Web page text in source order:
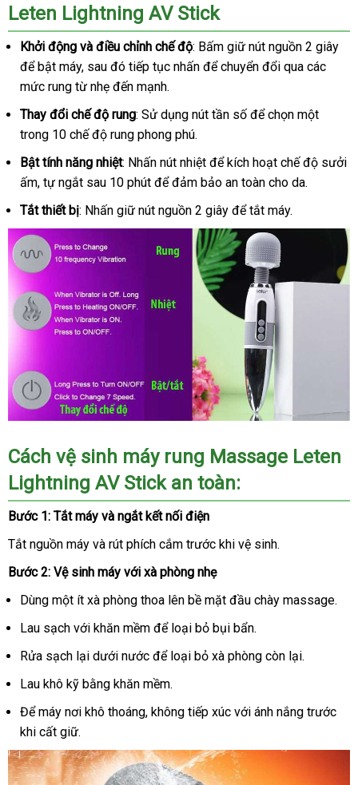
Leten Lightning AV Stick
Khởi động và điều chỉnh chế độ: Bấm giữ nút nguồn 2 giây
để bật máy, sau đó tiếp tục nhấn để chuyển đổi qua các
mức rung từ nhẹ đến mạnh.
Thay đổi chế độ rung: Sử dụng nút tần số để chọn một
trong 10 chế độ rung phong phú.
Bật tính năng nhiệt: Nhấn nút nhiệt để kích hoạt chế độ sưởi
ấm, tự ngắt sau 10 phút để đảm bảo an toàn cho da.
Tắt thiết bị: Nhấn giữ nút nguồn 2 giây để tắt máy.
Cách vệ sinh máy rung Massage Leten
Lightning AV Stick an toàn:
Bước 1: Tắt máy và ngắt kết nối điện
Tắt nguồn máy và rút phích cắm trước khi vệ sinh.
Bước 2: Vệ sinh máy với xà phòng nhẹ
Dùng một ít xà phòng thoa lên bề mặt đầu chày massage.
Lau sạch với khăn mềm để loại bỏ bụi bẩn.
Rửa sạch lại dưới nước để loại bỏ xà phòng còn lại.
Lau khô kỹ bằng khăn mềm.
Để máy nơi khô thoáng, không tiếp xúc với ánh nắng trước
khi cất giữ.